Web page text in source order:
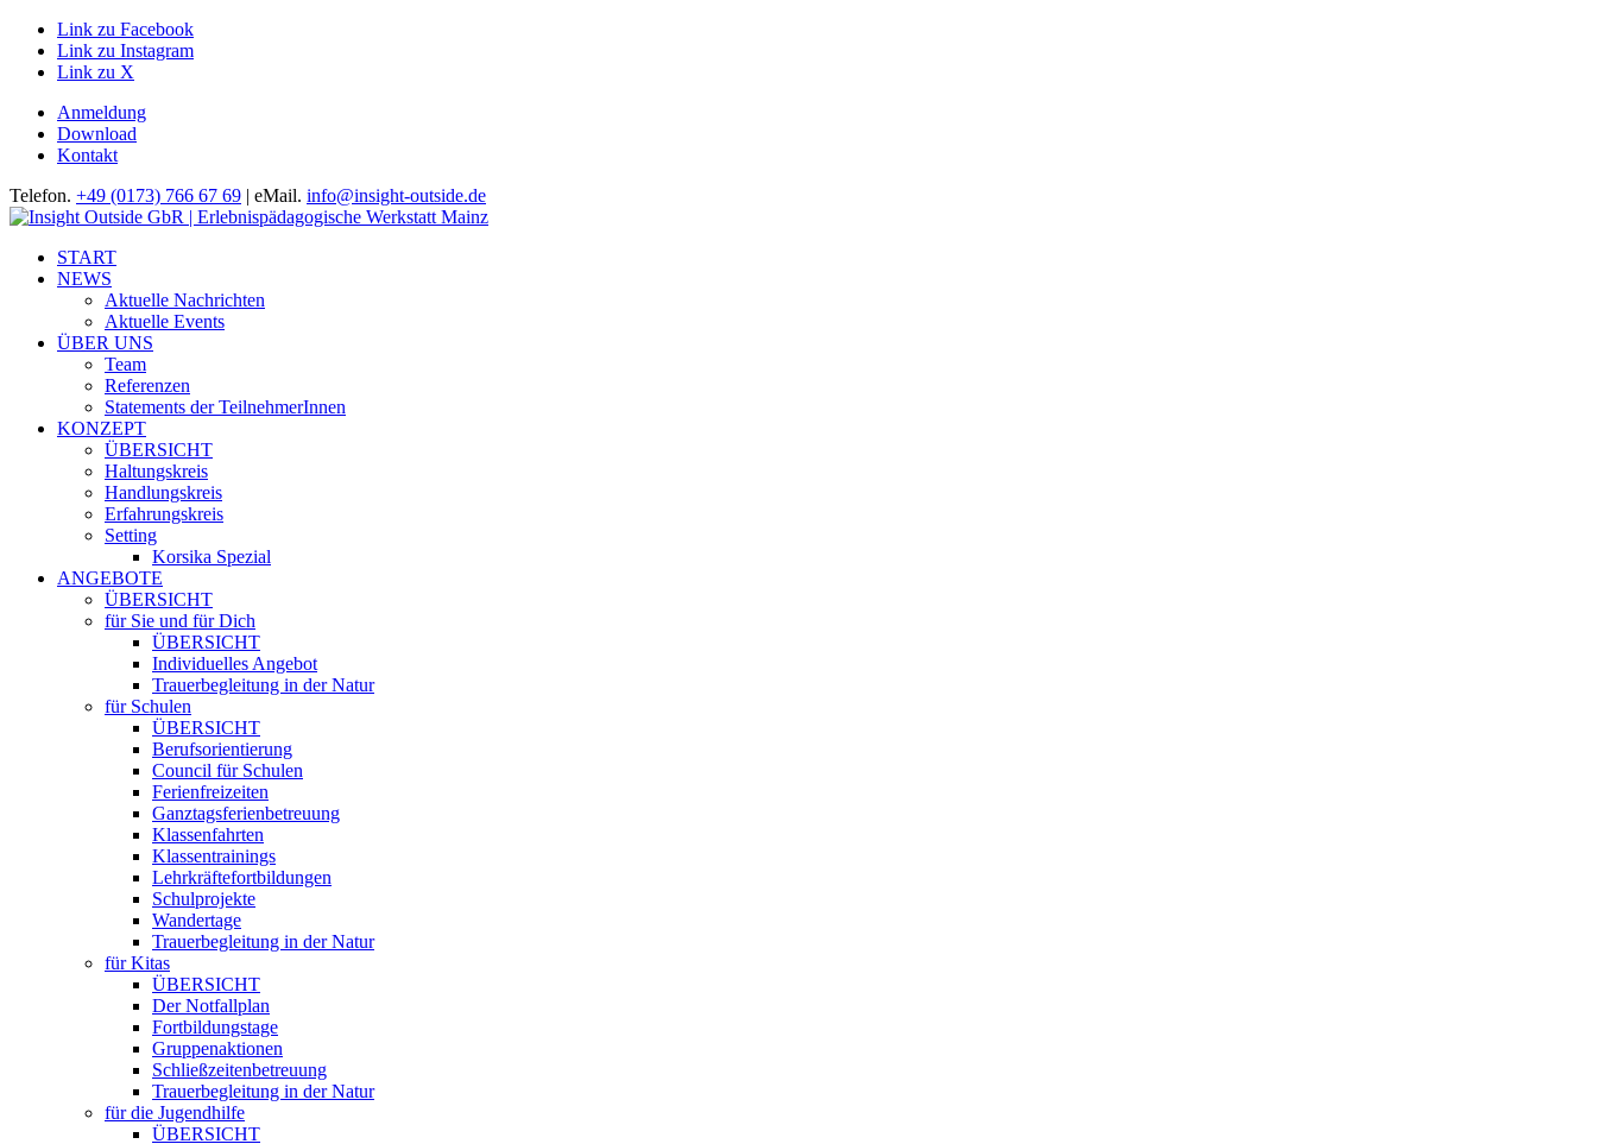
Link zu Facebook
Link zu Instagram
Link zu X
Anmeldung
Download
Kontakt
Telefon. +49 (0173) 766 67 69 | eMail. info@insight-outside.de
START
NEWS
Aktuelle Nachrichten
Aktuelle Events
ÜBER UNS
Team
Referenzen
Statements der TeilnehmerInnen
KONZEPT
ÜBERSICHT
Haltungskreis
Handlungskreis
Erfahrungskreis
Setting
Korsika Spezial
ANGEBOTE
ÜBERSICHT
für Sie und für Dich
ÜBERSICHT
Individuelles Angebot
Trauerbegleitung in der Natur
für Schulen
ÜBERSICHT
Berufsorientierung
Council für Schulen
Ferienfreizeiten
Ganztagsferienbetreuung
Klassenfahrten
Klassentrainings
Lehrkräftefortbildungen
Schulprojekte
Wandertage
Trauerbegleitung in der Natur
für Kitas
ÜBERSICHT
Der Notfallplan
Fortbildungstage
Gruppenaktionen
Schließzeitenbetreuung
Trauerbegleitung in der Natur
für die Jugendhilfe
ÜBERSICHT